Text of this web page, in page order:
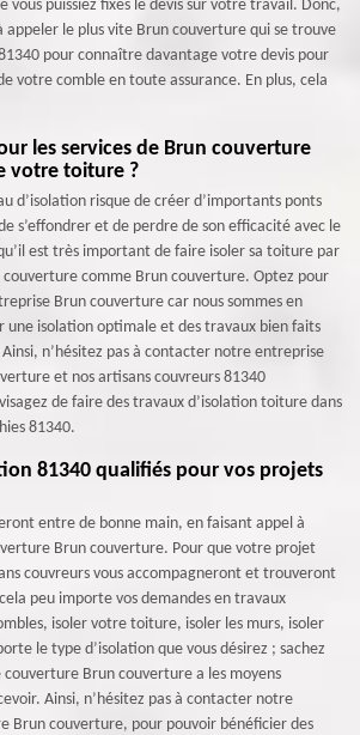
vous puissiez fixés le devis sur votre travail. Donc,
appeler le plus vite Brun couverture qui se trouve
pour connaître davantage votre devis pour
votre comble en toute assurance. En plus, cela
les services de Brun couverture
votre toiture ?
d’isolation risque de créer d’importants ponts
s’effondrer et de perdre de son efficacité avec le
est très important de faire isoler sa toiture par
couverture comme Brun couverture. Optez pour
Brun couverture car nous sommes en
une isolation optimale et des travaux bien faits
Ainsi, n’hésitez pas à contacter notre entreprise
et nos artisans couvreurs 81340
de faire des travaux d’isolation toiture dans
81340.
81340 qualifiés pour vos projets
entre de bonne main, en faisant appel à
Brun couverture. Pour que votre projet
couvreurs vous accompagneront et trouveront
peu importe vos demandes en travaux
isoler votre toiture, isoler les murs, isoler
le type d’isolation que vous désirez ; sachez
Brun couverture a les moyens
Ainsi, n’hésitez pas à contacter notre
Brun couverture, pour pouvoir bénéficier des